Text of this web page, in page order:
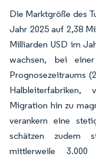
Die Marktgröße des
Jahr 2025 auf 2,38
Milliarden USD im
wachsen, bei
Prognosezeitraums
Halbleiterfabriken,
Migration hin zu
verankern eine
schätzen zudem
mittlerweile